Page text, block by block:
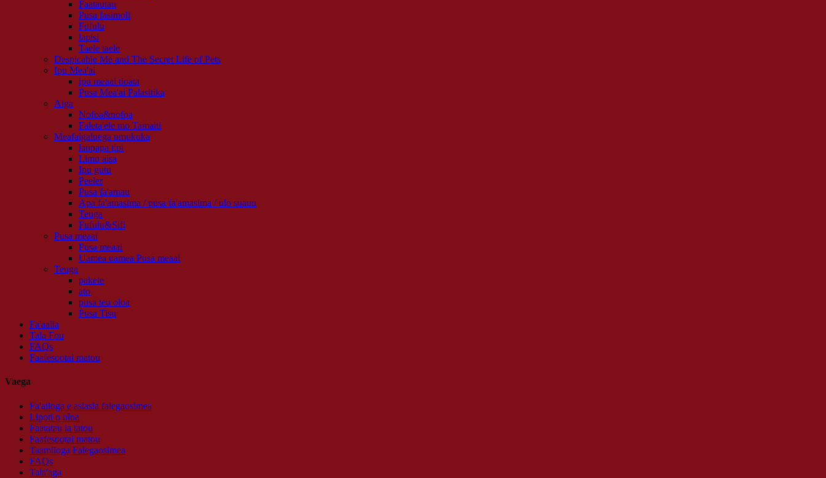
Faatautau
Pusa fasimoli
Fufulu
lapisi
Taele taele
Despicable Me and The Secret Life of Pets
Ipu Mea'ai
ipu meaai tioata
Pusa Mea'ai Palasitika
Aiga
Nofoa&nofoa
Faleta'ele mo Tamaiti
Meafaigaluega umukuka
laupapa tipi
Limu aisa
Ipu gutu
Peeler
Pusa fa'amau
Apa fa'amasima / pusa fa'amasima / ulo suauu
Teuga
Fufulu&Sifi
Pusa meaai
Pusa meaai
Uamea uamea Pusa meaai
Teuga
pakete
ato
pusa teu oloa
Pusa Tisu
Fa'aalia
Tala Fou
FAQs
Faafesootai matou
Vaega
Fa'ailoga e asiasia falegaosimea
Lipoti o oloa
Faatatau ia tatou
Faafesootai matou
Taamiloga Falegaosimea
FAQs
Tala'aga